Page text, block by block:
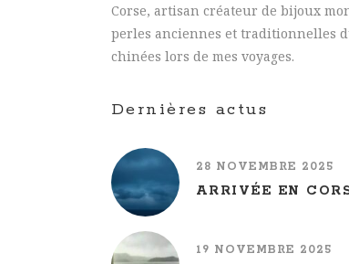
Corse, artisan créateur de bijoux
perles anciennes et traditionnelles
chinées lors de mes voyages.
Dernières actus
28 NOVEMBRE 2025
ARRIVÉE EN
19 NOVEMBRE 2025